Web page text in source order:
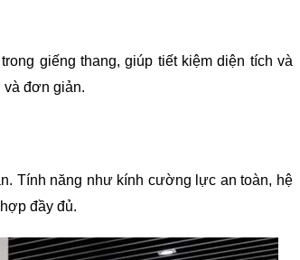
giếng thang, giúp tiết kiệm diện tích và
và đơn giản.
Tính năng như kính cường lực an toàn, hệ
đầy đủ.